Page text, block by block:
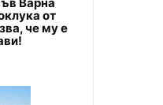
от
че му е